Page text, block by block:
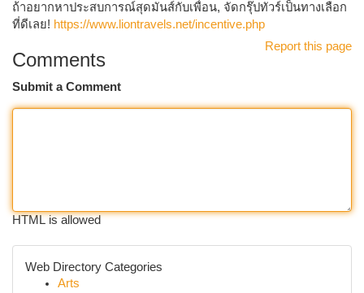
ถ้าอยากหาประสบการณ์สุดมันส์กับเพื่อน, จัดกรุ๊ปทัวร์เป็นทางเลือก
ที่ดีเลย! https://www.liontravels.net/incentive.php
Report this page
Comments
Submit a Comment
HTML is allowed
Web Directory Categories
Arts